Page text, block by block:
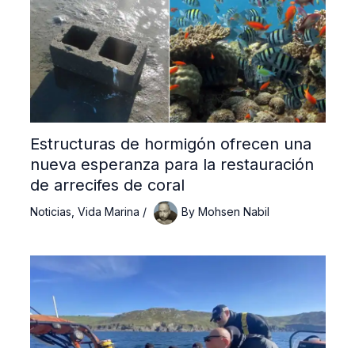
Estructuras de hormigón ofrecen una
nueva esperanza para la restauración
de arrecifes de coral
Noticias Vida Marina / By Mohsen Nabil